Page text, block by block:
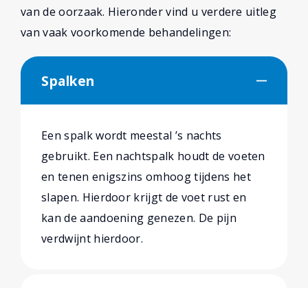
van de oorzaak. Hieronder vind u verdere uitleg
van vaak voorkomende behandelingen:
Spalken
Een spalk wordt meestal ’s nachts
gebruikt. Een nachtspalk houdt de voeten
en tenen enigszins omhoog tijdens het
slapen. Hierdoor krijgt de voet rust en
kan de aandoening genezen. De pijn
verdwijnt hierdoor.